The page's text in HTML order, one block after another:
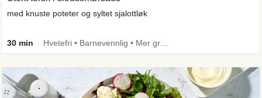
med knuste poteter og syltet sjalottløk
30 min